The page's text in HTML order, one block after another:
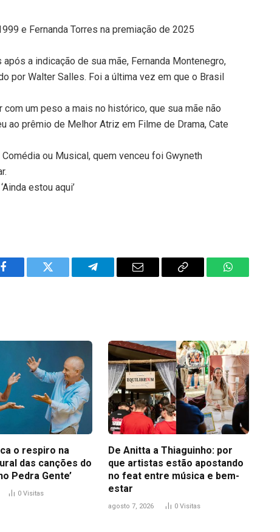
e Fernanda Torres na premiação de 2025
a indicação de sua mãe, Fernanda Montenegro,
por Walter Salles. Foi a última vez em que o Brasil
com um peso a mais no histórico, que sua mãe não
ao prêmio de Melhor Atriz em Filme de Drama, Cate
ou Musical, quem venceu foi Gwyneth
estou aqui’
Facebook Twitter Telegram Email
Copy
WhatsApp
o respiro na
das canções do
Pedra Gente’
0 Visitas
De Anitta a Thiaguinho: por
que artistas estão apostando
no feat entre música e bem-
estar
agosto 7, 2026 0 Visitas